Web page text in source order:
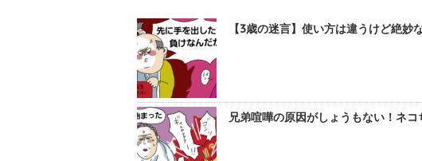
【3歳の迷言】使い方は違うけど絶
兄弟喧嘩の原因がしょうもない！ネ